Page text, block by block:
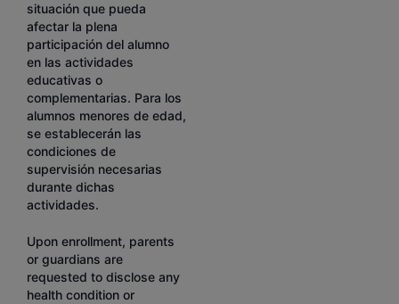
situación que pueda
afectar la plena
participación del alumno
en las actividades
educativas o
complementarias. Para los
alumnos menores de edad,
se establecerán las
condiciones de
supervisión necesarias
durante dichas
actividades.
Upon enrollment, parents
or guardians are
requested to disclose any
health condition or